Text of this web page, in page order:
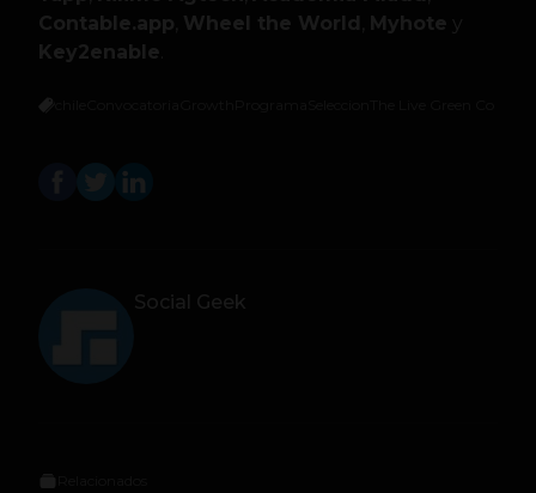
Contable.app Wheel the World Myhote y
Key2enable
Social Geek